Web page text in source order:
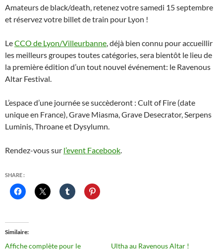
Amateurs de black/death, retenez votre samedi 15 septembre
et réservez votre billet de train pour Lyon !
LeCCO de Lyon/Villeurbanne, déjà bien connu pour accueillir
les meilleurs groupes toutes catégories, sera bientôt le lieu de
la première édition d’un tout nouvel événement: le Ravenous
Altar Festival.
L’espace d’une journée se succèderont : Cult of Fire (date
unique en France), Grave Miasma, Grave Desecrator, Serpens
Luminis, Throane et Dysylumn.
Rendez-vous sur l’event Facebook.
SHARE :
Similaire
Affiche complète pour le
Ultha au Ravenous Altar !